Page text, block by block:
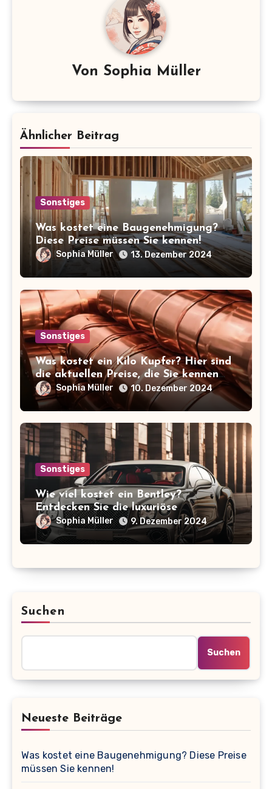
Von Sophia Müller
Ähnlicher Beitrag
Sonstiges
Was kostet eine Baugenehmigung?
Diese Preise müssen Sie kennen!
Sophia Müller 13. Dezember 2024
Sonstiges
Was kostet ein Kilo Kupfer? Hier sind
die aktuellen Preise, die Sie kennen
sollten!Sophia Müller 10. Dezember 2024
Sonstiges
Wie viel kostet ein Bentley?
Entdecken Sie die luxuriöse
Preisspanne der ikonischen Marke!
Sophia Müller 9. Dezember 2024
Suchen
Suchen
Neueste Beiträge
Was kostet eine Baugenehmigung? Diese Preise
müssen Sie kennen!